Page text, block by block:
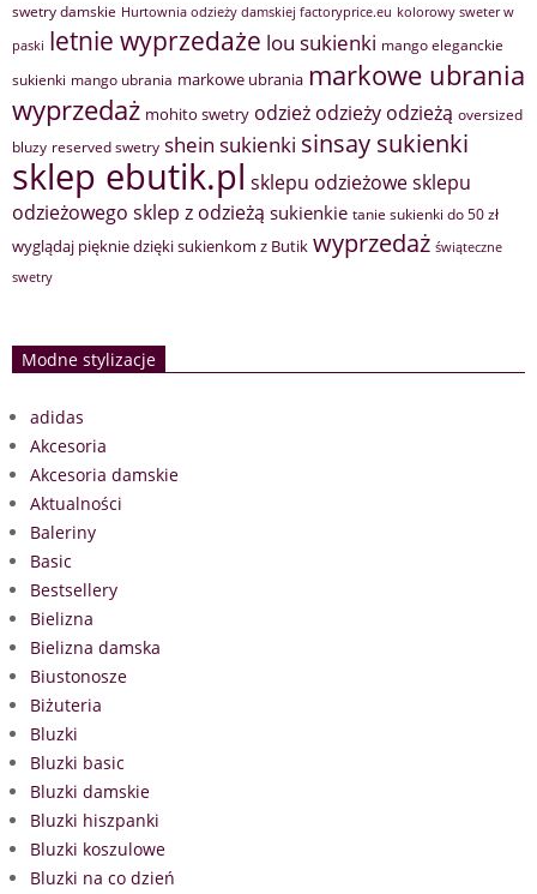
swetry damskie Hurtownia odzieży damskiej factoryprice.eu kolorowy sweter w
paski letnie wyprzedaże lou sukienki mango eleganckie
sukienki mango ubrania markowe ubrania markowe ubrania
wyprzedaż mohito swetry odzież odzieży odzieżą oversized
bluzy reserved swetry shein sukienki sinsay sukienki
sklep ebutik.pl sklepu odzieżowesklepu
odzieżowego sklep z odzieżą sukienkie tanie sukienki do 50 zł
wyglądaj pięknie dzięki sukienkom z Butik wyprzedaż świąteczne
swetry
Modne stylizacje
adidas
Akcesoria
Akcesoria damskie
Aktualności
Baleriny
Basic
Bestsellery
Bielizna
Bielizna damska
Biustonosze
Biżuteria
Bluzki
Bluzki basic
Bluzki damskie
Bluzki hiszpanki
Bluzki koszulowe
Bluzki na co dzień